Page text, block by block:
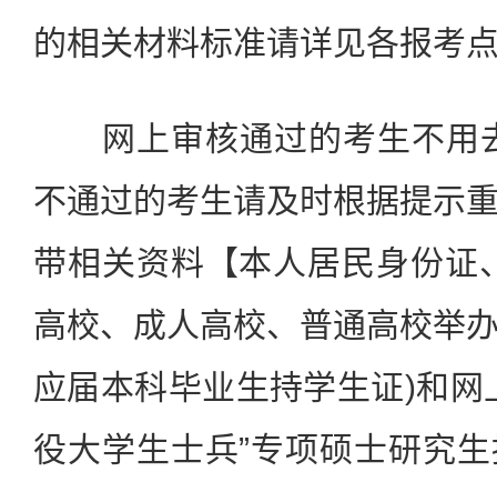
的相关材料标准请详见各报考
网上审核通过的考生不用
不通过的考生请及时根据提示
带相关资料【本人居民身份证
高校、成人高校、普通高校举
应届本科毕业生持学生证)和网
役大学生士兵”专项硕士研究